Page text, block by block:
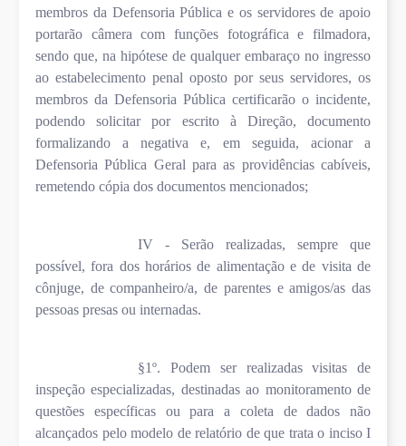
membros da Defensoria Pública e os servidores de apoio
portarão câmera com funções fotográfica e filmadora,
sendo que, na hipótese de qualquer embaraço no ingresso
ao estabelecimento penal oposto por seus servidores, os
membros da Defensoria Pública certificarão o incidente,
podendo solicitar por escrito à Direção, documento
formalizando a negativa e, em seguida, acionar a
Defensoria Pública Geral para as providências cabíveis,
remetendo cópia dos documentos mencionados;
IV - Serão realizadas, sempre que
possível, fora dos horários de alimentação e de visita de
cônjuge, de companheiro/a, de parentes e amigos/as das
pessoas presas ou internadas.
§1º. Podem ser realizadas visitas de
inspeção especializadas, destinadas ao monitoramento de
questões específicas ou para a coleta de dados não
alcançados pelo modelo de relatório de que trata o inciso I